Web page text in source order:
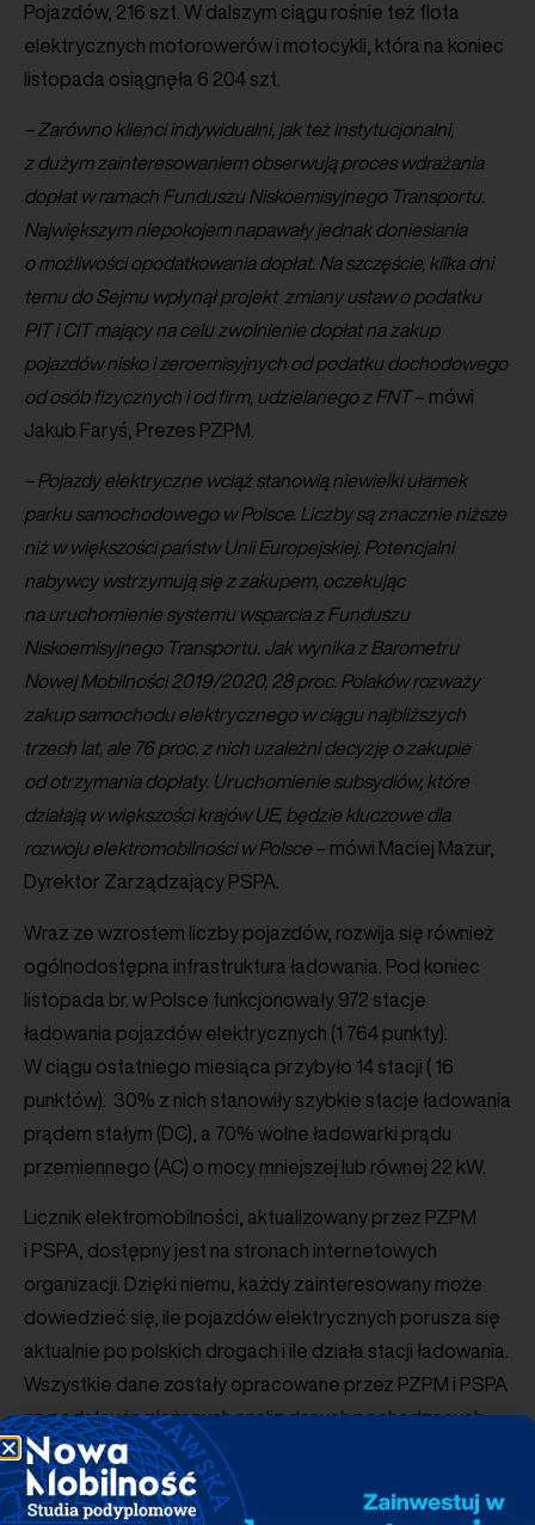
Pojazdów, 216 szt. W dalszym ciągu rośnie też flota
elektrycznych motorowerów i motocykli, która na koniec
listopada osiągnęła 6 204 szt.
– Zarówno klienci indywidualni, jak też instytucjonalni,
z dużym zainteresowaniem obserwują proces wdrażania
dopłat w ramach Funduszu Niskoemisyjnego Transportu.
Największym niepokojem napawały jednak doniesiania
o możliwości opodatkowania dopłat. Na szczęście, kilka dni
temu do Sejmu wpłynął projekt zmiany ustaw o podatku
PIT i CIT mający na celu zwolnienie dopłat na zakup
pojazdównisko i zeroemisyjnych odpodatku dochodowego
od osób fizycznych i od firm, udzielanego z FNT– mówi
Jakub Faryś, Prezes PZPM.
– Pojazdy elektryczne wciąż stanowią niewielki ułamek
parku samochodowego w Polsce. Liczby są znacznie niższe
niż w większości państw Unii Europejskiej. Potencjalni
nabywcy wstrzymują się z zakupem, oczekując
na uruchomienie systemu wsparcia z Funduszu
Niskoemisyjnego Transportu. Jak wynika z Barometru
Nowej Mobilności 2019/2020, 28 proc. Polaków rozważy
zakup samochodu elektrycznego w ciągu najbliższych
trzech lat, ale 76 proc. z nich uzależni decyzję o zakupie
od otrzymania dopłaty. Uruchomienie subsydiów, które
działają w większości krajów UE, będzie kluczowe dla
rozwoju elektromobilności w Polsce – mówi Maciej Mazur,
Dyrektor Zarządzający PSPA.
Wraz ze wzrostem liczby pojazdów, rozwija się również
ogólnodostępna infrastruktura ładowania. Pod koniec
listopada br. w Polsce funkcjonowały 972 stacje
ładowania pojazdów elektrycznych (1 764 punkty).
W ciągu ostatniego miesiąca przybyło 14 stacji ( 16
punktów). 30% z nich stanowiły szybkie stacje ładowania
prądem stałym (DC), a 70% wolne ładowarki prądu
przemiennego (AC) o mocy mniejszej lub równej 22 kW.
Licznik elektromobilności, aktualizowany przez PZPM
i PSPA, dostępny jest na stronach internetowych
organizacji. Dzięki niemu, każdy zainteresowany może
dowiedzieć się, ile pojazdów elektrycznych porusza się
aktualnie po polskich drogach i ile działa stacji ładowania.
Wszystkie dane zostały opracowane przez PZPM i PSPA
na podstawie złożonych analiz danych pochodzących
m.in. z Centralnej Ewidencji Pojazdów, a także własnych
badań i prowadzonych ewidencji.